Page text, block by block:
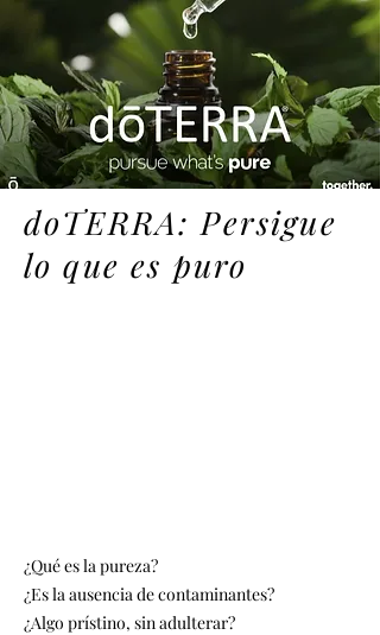
doTERRA: Persigue
lo que es puro
¿Qué es la pureza?
¿Es la ausencia de contaminantes?
¿Algo prístino, sin adulterar?